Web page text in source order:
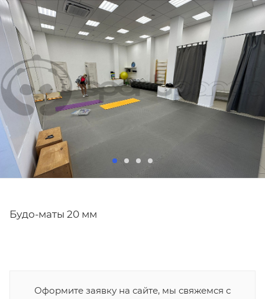
Будо-маты 20 мм
Оформите заявку на сайте, мы свяжемся с